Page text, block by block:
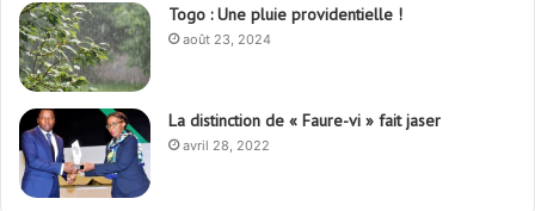
Togo : Une pluie providentielle !
août 23, 2024
La distinction de « Faure-vi » fait jaser
avril 28, 2022